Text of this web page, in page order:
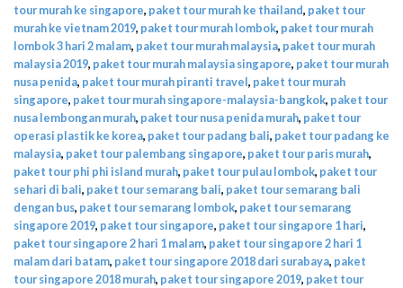
tour murah ke singapore, paket tour murah ke thailand, paket tour
murah ke vietnam 2019, paket tour murah lombok, paket tour murah
lombok 3 hari 2 malam, paket tour murah malaysia, paket tour murah
malaysia 2019, paket tour murah malaysia singapore, paket tour murah
nusa penida, paket tour murah piranti travel, paket tour murah
singapore, paket tour murah singapore-malaysia-bangkok, paket tour
nusa lembongan murah, paket tour nusa penida murah, paket tour
operasi plastik ke korea, paket tour padang bali, paket tour padang ke
malaysia, paket tour palembang singapore, paket tour paris murah,
paket tour phi phi island murah, paket tour pulau lombok, paket tour
sehari di bali, paket tour semarang bali, paket tour semarang bali
dengan bus, paket tour semarang lombok, paket tour semarang
singapore 2019, paket tour singapore, paket tour singapore 1 hari,
paket tour singapore 2 hari 1 malam, paket tour singapore 2 hari 1
malam dari batam, paket tour singapore 2018 dari surabaya, paket
tour singapore 2018 murah, paket tour singapore 2019, paket tour